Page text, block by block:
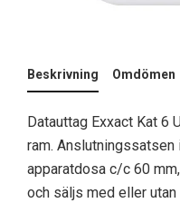
Beskrivning Omdömen
Datauttag Exxact Kat 6
ram.
apparatdosa c/c 60
och säljs med eller